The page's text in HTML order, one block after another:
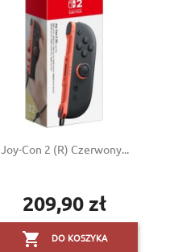
Joy-Con 2 (R) Czerwony...
Cena
209,90 zł
 DO KOSZYKA